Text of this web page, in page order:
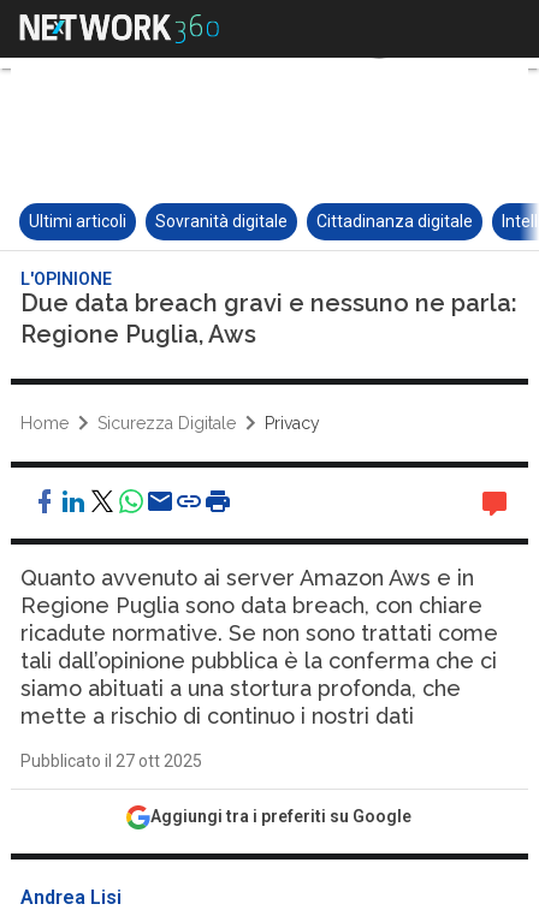
Ultimi articoli Sovranità digitale Cittadinanza digitale
L'OPINIONE
Due data breach gravi e nessuno ne parla:
Regione Puglia, Aws
Home Sicurezza Digitale Privacy
Quanto avvenuto ai server Amazon Aws e in
Regione Puglia sono data breach, con chiare
ricadute normative. Se non sono trattati come
tali dall’opinione pubblica è la conferma che ci
siamo abituati a una stortura profonda, che
mette a rischio di continuo i nostri dati
Pubblicato il 27 ott 2025
Aggiungi tra i preferiti su Google
Andrea Lisi